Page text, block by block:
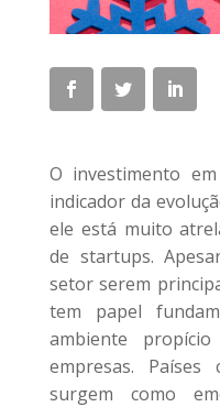
O investimento
indicador da
ele está muito
de startups.
setor serem
tem papel
ambiente
empresas.
surgem como